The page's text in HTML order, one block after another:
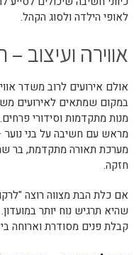
לאופי הילדה ולסוג הקהל.
אווירה ועיצוב
אולם אירועים לרוב משדר
במקום שמתאים לאירועים
מנות מתקדמות וסידורי
מראש עם חשיבה על בני נוער
מערכת תאורה מתקדמת, בר
חזקה.
אם כלת הבת מצווה רוצה
שהיא תרגיש נוח יותר
קבלת פנים מסודרת וארוחה